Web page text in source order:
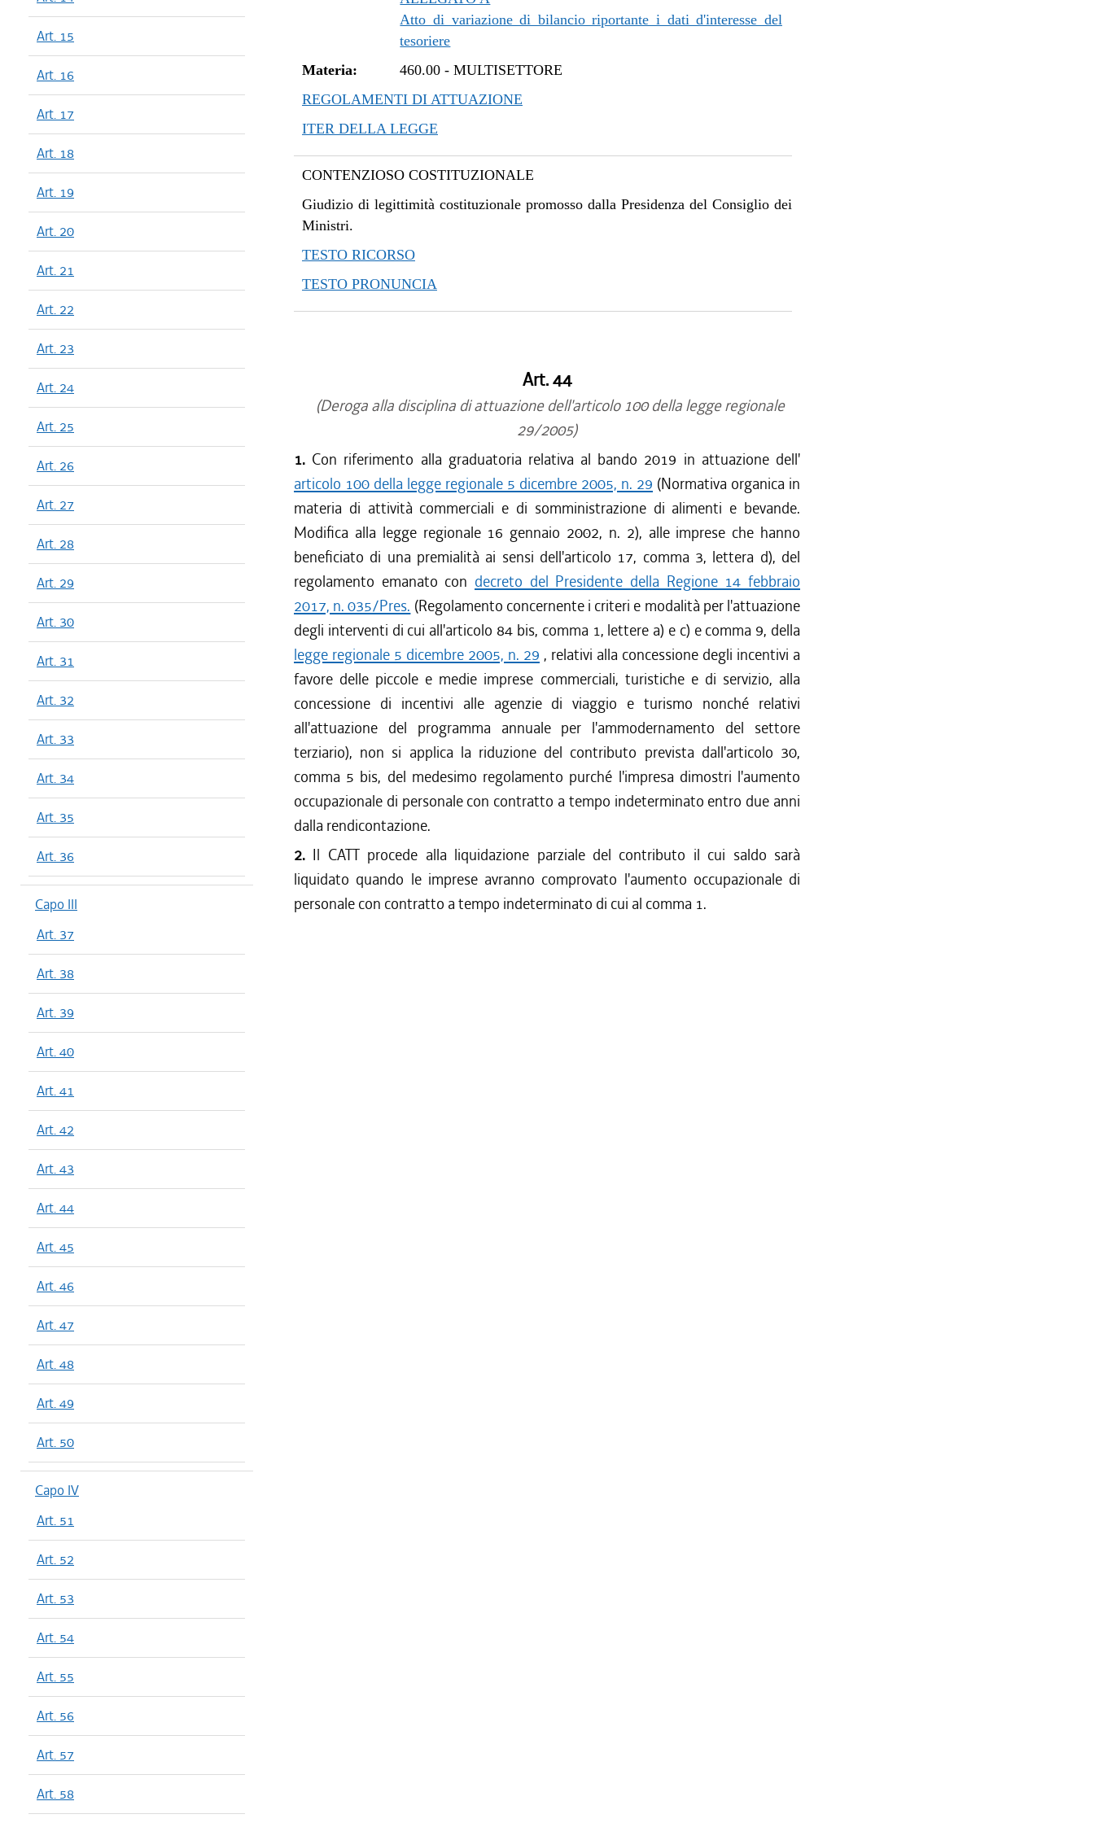
Art. 15
Art. 16
Art. 17
Art. 18
Art. 19
Art. 20
Art. 21
Art. 22
Art. 23
Art. 24
Art. 25
Art. 26
Art. 27
Art. 28
Art. 29
Art. 30
Art. 31
Art. 32
Art. 33
Art. 34
Art. 35
Art. 36
Capo III
Art. 37
Art. 38
Art. 39
Art. 40
Art. 41
Art. 42
Art. 43
Art. 44
Art. 45
Art. 46
Art. 47
Art. 48
Art. 49
Art. 50
Capo IV
Art. 51
Art. 52
Art. 53
Art. 54
Art. 55
Art. 56
Art. 57
Art. 58
Atto di variazione di bilancio riportante i dati d'interesse del
tesoriere
Materia:
460.00 -MULTISETTORE
REGOLAMENTI DI ATTUAZIONE
ITER DELLA LEGGE
CONTENZIOSO COSTITUZIONALE
Giudizio di legittimità costituzionale promosso dalla Presidenza del Consiglio dei
Ministri.
TESTO RICORSO
TESTO PRONUNCIA
Art. 44
(Deroga alla disciplina di attuazione dell'articolo 100 della legge regionale
29/2005)
1. Con riferimento alla graduatoria relativa al bando 2019 in attuazione dell'
articolo 100 della legge regionale 5 dicembre 2005, n. 29 (Normativa organica in
materia di attività commerciali e di somministrazione di alimenti e bevande.
Modifica alla legge regionale 16 gennaio 2002, n. 2), alle imprese che hanno
beneficiato di una premialità ai sensi dell'articolo 17, comma 3, lettera d), del
regolamento emanato con decreto del Presidente della Regione 14 febbraio
2017, n. 035/Pres. (Regolamento concernente i criteri e modalità per l'attuazione
degli interventi di cui all'articolo 84 bis, comma 1, lettere a) e c) e comma 9, della
legge regionale 5 dicembre 2005, n. 29 , relativi alla concessione degli incentivi a
favore delle piccole e medie imprese commerciali, turistiche e di servizio, alla
concessione di incentivi alle agenzie di viaggio e turismo nonché relativi
all'attuazione del programma annuale per l'ammodernamento del settore
terziario), non si applica la riduzione del contributo prevista dall'articolo 30,
comma 5 bis, del medesimo regolamento purché l'impresa dimostri l'aumento
occupazionale di personale con contratto a tempo indeterminato entro due anni
dalla rendicontazione.
2. Il CATT procede alla liquidazione parziale del contributo il cui saldo sarà
liquidato quando le imprese avranno comprovato l'aumento occupazionale di
personale con contratto a tempo indeterminato di cui al comma 1.